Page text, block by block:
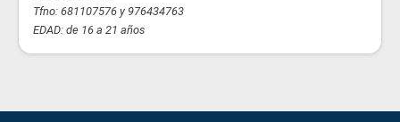
Tfno: 681107576 y 976434763
EDAD: de 16 a 21 años